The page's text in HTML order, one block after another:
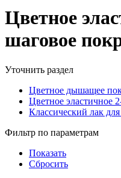
Цветное
шаговое
Уточнить раздел
Цветное дышащее
Цветное эластичное
Классический лак
Фильтр по параметрам
Показать
Сбросить